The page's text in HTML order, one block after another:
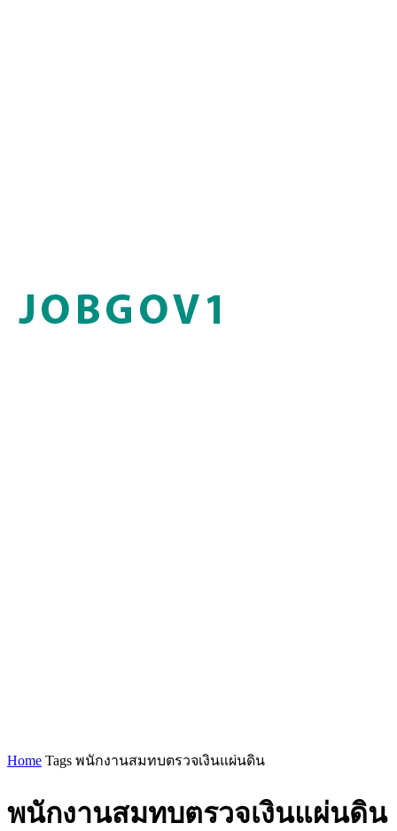
Home Tags พนักงานสมทบตรวจเงินแผ่นดิน
พนักงานสมทบตรวจเงินแผ่นดิน